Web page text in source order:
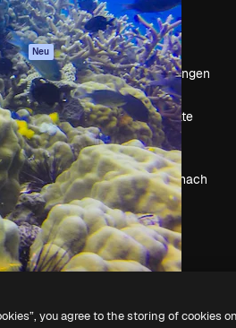
Neu
Richtlinie
Karriere
Suchtrends
Blog
Veranstaltungen
Slidesgo
Deine Inhalte
verkaufen
Pressesaal
Suchst du nach
magnific.ai
you agree to the storing of cookies